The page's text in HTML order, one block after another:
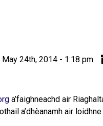
May 24th, 2014 - 1:18 pm
a’faighneachd air
a’dhèanamh air